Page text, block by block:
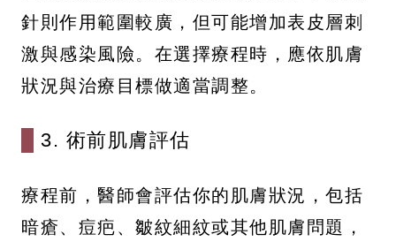
針則作用範圍較廣，但可能增加表皮層刺
激與感染風險。在選擇療程時，應依肌膚
狀況與治療目標做適當調整。
3. 術前肌膚評估
療程前，醫師會評估你的肌膚狀況，包括
暗瘡、痘疤、皺紋細紋或其他肌膚問題，